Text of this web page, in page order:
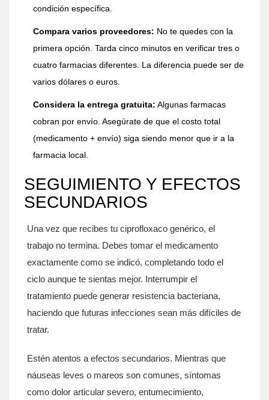
condición específica.
Compara varios proveedores: No te quedes con la
primera opción. Tarda cinco minutos en verificar tres o
cuatro farmacias diferentes. La diferencia puede ser de
varios dólares o euros.
Considera la entrega gratuita: Algunas farmacas
cobran por envío. Asegúrate de que el costo total
(medicamento + envío) siga siendo menor que ir a la
farmacia local.
SEGUIMIENTO Y EFECTOS
SECUNDARIOS
Una vez que recibes tu ciprofloxaco genérico, el
trabajo no termina. Debes tomar el medicamento
exactamente como se indicó, completando todo el
ciclo aunque te sientas mejor. Interrumpir el
tratamiento puede generar resistencia bacteriana,
haciendo que futuras infecciones sean más difíciles de
tratar.
Estén atentos a efectos secundarios. Mientras que
náuseas leves o mareos son comunes, síntomas
como dolor articular severo, entumecimiento,